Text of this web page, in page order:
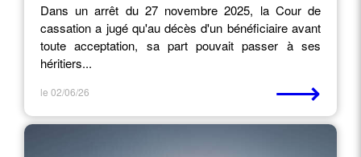
Dans un arrêt du 27 novembre 2025, la Cour de
cassation a jugé qu'au décès d'un bénéficiaire avant
toute acceptation, sa part pouvait passer à ses
héritiers...
le 02/06/26 ⟶